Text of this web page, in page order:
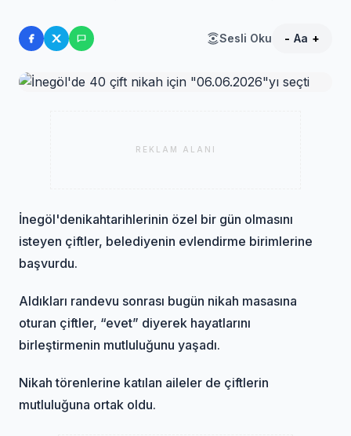
Sesli Oku - Aa +
REKLAM ALANI
İnegöl'denikahtarihlerinin özel bir gün olmasını
isteyen çiftler, belediyenin evlendirme birimlerine
başvurdu.
Aldıkları randevu sonrası bugün nikah masasına
oturan çiftler, “evet” diyerek hayatlarını
birleştirmenin mutluluğunu yaşadı.
Nikah törenlerine katılan aileler de çiftlerin
mutluluğuna ortak oldu.​​​​​​​